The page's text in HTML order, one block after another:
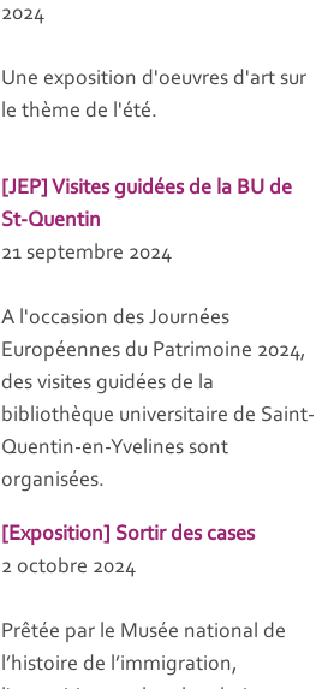
2024
Une exposition d'oeuvres d'art sur
le thème de l'été.
[JEP] Visites guidées de la BU de
St-Quentin
21 septembre 2024
A l'occasion des Journées
Européennes du Patrimoine 2024,
des visites guidées de la
bibliothèque universitaire de Saint-
Quentin-en-Yvelines sont
organisées.
[Exposition] Sortir des cases
2 octobre 2024
Prêtée par le Musée national de
l’histoire de l’immigration,